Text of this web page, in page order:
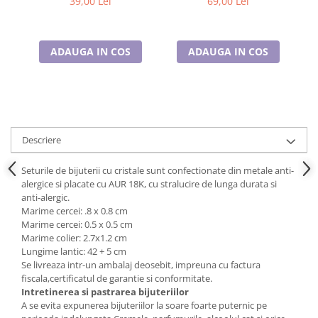
Cadouri pentru Doctori
Martisoare
ADAUGA IN COS ADAUGA IN COS
Descriere
Seturile de bijuterii cu cristale sunt confectionate din metale anti-
alergice si placate cu AUR 18K, cu stralucire de lunga durata si
anti-alergic.
Marime cercei: .8 x 0.8 cm
Marime cercei: 0.5 x 0.5 cm
Marime colier: 2.7x1.2 cm
Lungime lantic: 42 + 5 cm
Se livreaza intr-un ambalaj deosebit, impreuna cu factura
fiscala,certificatul de garantie si conformitate.
Intretinerea si pastrarea bijuteriilor
A se evita expunerea bijuteriilor la soare foarte puternic pe